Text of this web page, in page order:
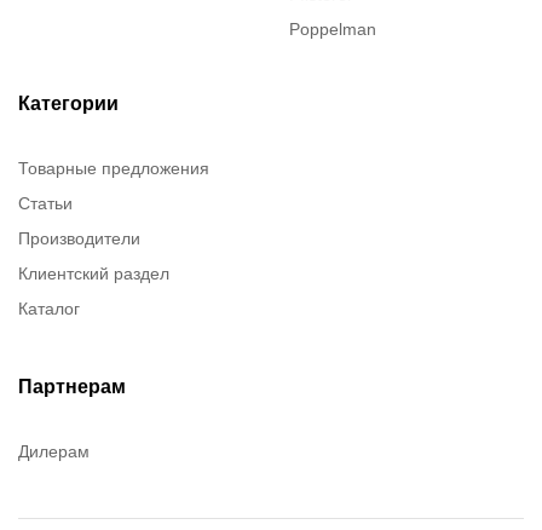
Poppelman
Категории
Товарные предложения
Статьи
Производители
Клиентский раздел
Каталог
Партнерам
Дилерам